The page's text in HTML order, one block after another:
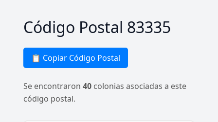
Código Postal 83335
📋 Copiar Código Postal
Se encontraron 40 colonias asociadas a este
código postal.